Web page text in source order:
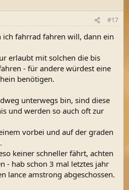
#17
fahrrad fahren will, dann ein
erlaubt mit solchen die bis
- für andere würdest eine
benötigen.
unterwegs bin, sind diese
und werden so auch oft zur
vorbei und auf der graden
keiner schneller fährt, achten
- hab schon 3 mal letztes jahr
lance amstrong abgeschossen.